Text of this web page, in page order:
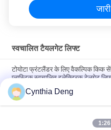
स्वचालित टैयलगेट लिफ्ट
टोयोटा फ्रंटलैंडर के लिए वैकल्पिक किक
प्लास्टिक स्वचालित इलेक्ट्रिक टेलगेट
अपग्रेड कार ट्रंक पावर लिफ्टगेट ऑटो
के लिए सुविधाजनक
टोयोटा BZ4X ऊंचाई स्मृति बहु समारोह
Cynthia Deng
1:26